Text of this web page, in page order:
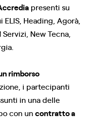
presenti su
Heading, Agorà,
New Tecna,
rimborso
i partecipanti
in una delle
con uncontratto a